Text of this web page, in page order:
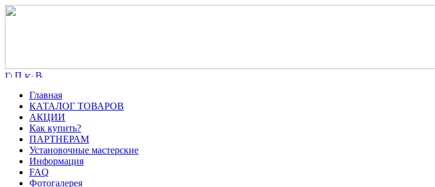
Главная
КАТАЛОГ ТОВАРОВ
АКЦИИ
Как купить?
ПАРТНЕРАМ
Установочные мастерские
Информация
FAQ
Фотогалерея